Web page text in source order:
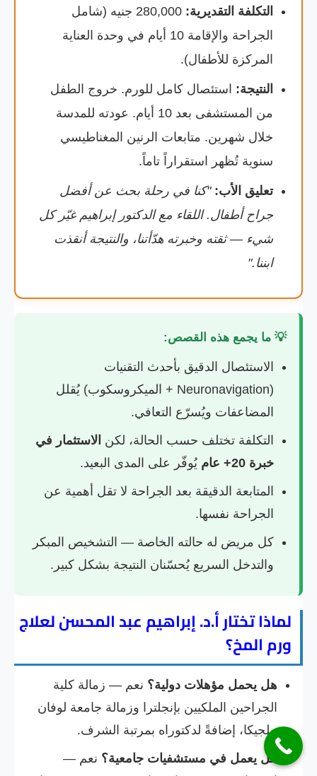
التكلفة التقديرية:
280,000 جنيه (شامل
الجراحة والإقامة 10 أيام في وحدة العناية
المركزة للأطفال).
النتيجة: استئصال كامل للورم. خروج الطفل
من المستشفى بعد 10 أيام. عودته للمدسة
خلال شهرين. متابعات الرنين المغناطيسي
سنوية تُظهر استقراراً تاماً.
تعليق الأب: "كنا في رحلة بحث عن أفضل
جراح أطفال. اللقاء مع الدكتور إبراهيم غيّر كل
شيء — ثقته وخبرته هدّأتنا، والنتيجة أنقذت
ابننا."
💡 ما يجمع هذه القصص:
الاستئصال الدقيق بأحدث التقنيات
(Neuronavigation + الميكروسكوب) يُقلل
المضاعفات ويُسرّع التعافي.
التكلفة تختلف حسب الحالة، لكن الاستثمار في
خبرة 20+ عام
يُوفّر على المدى البعيد.
المتابعة الدقيقة بعد الجراحة لا تقل أهمية عن
الجراحة نفسها.
كل مريض له حالته الخاصة — التشخيص المبكر
والتدخل السريع يُحسّنان النتيجة بشكل كبير.
لماذا تختار أ.د. إبراهيم عبد المحسن لعلاج
ورم المخ؟
هل يحمل مؤهلات دولية؟ نعم — زمالة كلية
الجراحين الملكيين بإنجلترا وزمالة جامعة لوفان
ببلجيكا، إضافةً لدكتوراه بمرتبة الشرف.
هل يعمل في مستشفيات جامعية؟ نعم —